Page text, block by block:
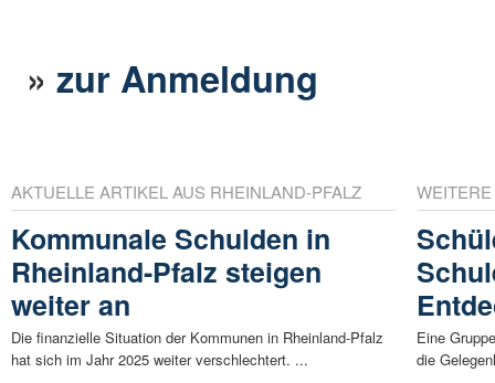
»zur Anmeldung
AKTUELLE ARTIKEL AUS RHEINLAND-PFALZ
Kommunale Schulden in
Rheinland-Pfalz steigen
weiter an
Die finanzielle Situation der Kommunen in Rheinland-Pfalz
hat sich im Jahr 2025 weiter verschlechtert. ...
Eine
die